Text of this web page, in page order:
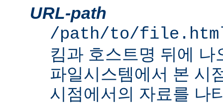
URL-path
/path/to/
킴과 호스트명 뒤에
파일시스템에서 본 시
시점에서의 자료를 나